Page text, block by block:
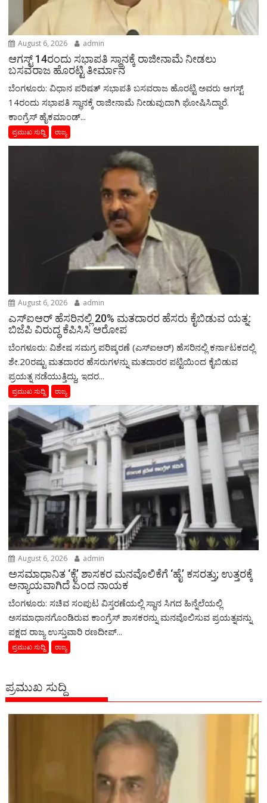
August 6, 2026 admin
ಆಗಸ್ಟ್‌ 14ರಂದು ಸಭಾಪತಿ ಸ್ಥಾನಕ್ಕೆ ರಾಜೀನಾಮೆ ನೀಡಲು
ಬಸವರಾಜ ಹೊರಟ್ಟಿ ತೀರ್ಮಾನ
ಬೆಂಗಳೂರು: ವಿಧಾನ ಪರಿಷತ್ ಸಭಾಪತಿ ಬಸವರಾಜ ಹೊರಟ್ಟಿ ಅವರು ಆಗಸ್ಟ್‌
14ರಂದು ಸಭಾಪತಿ ಸ್ಥಾನಕ್ಕೆ ರಾಜೀನಾಮೆ ನೀಡುವುದಾಗಿ ಘೋಷಿಸಿದ್ದಾರೆ.
ಕಾಂಗ್ರೆಸ್ ಹೈಕಮಾಂಡ್...
ಪ್ರಮುಖ ಸುದ್ದಿ ರಾಜ್ಯ
August 6, 2026 admin
ಎಸ್‌ಐಆರ್‌ ಹೆಸರಿನಲ್ಲಿ 20% ಮತದಾರರ ಹೆಸರು ಕೈಬಿಡುವ ಯತ್ನ:
ಬಿಜೆಪಿ ವಿರುದ್ಧ ಕೆಪಿಸಿಸಿ ಆರೋಪ
ಬೆಂಗಳೂರು: ವಿಶೇಷ ಸಮಗ್ರ ಪರಿಷ್ಕರಣೆ (ಎಸ್‌ಐಆರ್‌) ಹೆಸರಿನಲ್ಲಿ ಕರ್ನಾಟಕದಲ್ಲಿ
ಶೇ.20ರಷ್ಟು ಮತದಾರರ ಹೆಸರುಗಳನ್ನು ಮತದಾರರ ಪಟ್ಟಿಯಿಂದ ಕೈಬಿಡುವ
ಪ್ರಯತ್ನ ನಡೆಯುತ್ತಿದ್ದು, ಇದರ...
ಪ್ರಮುಖ ಸುದ್ದಿ ರಾಜ್ಯ
August 6, 2026 admin
ಅಸಮಾಧಾನಿತ ‘ಕೈ’ ಶಾಸಕರ ಮನವೊಲಿಕೆಗೆ ‘ಹೈ’ ಕಸರತ್ತು; ಉತ್ತರಕ್ಕೆ
ಅನ್ಯಾಯವಾಗಿದೆ ಎಂದ ನಾಯಕ
ಬೆಂಗಳೂರು: ಸಚಿವ ಸಂಪುಟ ವಿಸ್ತರಣೆಯಲ್ಲಿ ಸ್ಥಾನ ಸಿಗದ ಹಿನ್ನೆಲೆಯಲ್ಲಿ
ಅಸಮಾಧಾನಗೊಂಡಿರುವ ಕಾಂಗ್ರೆಸ್ ಶಾಸಕರನ್ನು ಮನವೊಲಿಸುವ ಪ್ರಯತ್ನವನ್ನು
ಪಕ್ಷದ ರಾಜ್ಯ ಉಸ್ತುವಾರಿ ರಣದೀಪ್...
ಪ್ರಮುಖ ಸುದ್ದಿ ರಾಜ್ಯ
ಪ್ರಮುಖ ಸುದ್ದಿ